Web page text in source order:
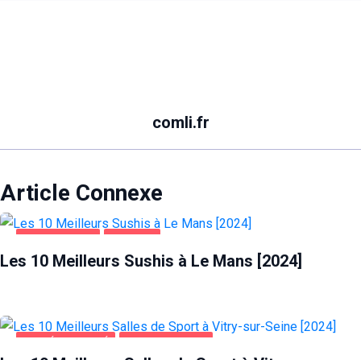
comli.fr
Article Connexe
ALIMENTATION LE MANS
Les 10 Meilleurs Sushis à Le Mans [2024]
SANTÉ ET BEAUTÉ VITRY-SUR-SEINE